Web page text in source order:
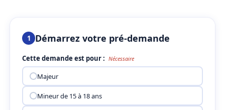
1 Démarrez votre pré-demande
Cette demande est pour : Nécessaire
Majeur
Mineur de 15 à 18 ans